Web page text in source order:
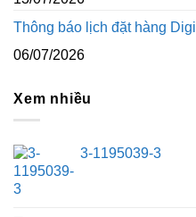
Thông báo lịch đặt hàng
06/07/2026
Xem nhiều
3-1195039-3